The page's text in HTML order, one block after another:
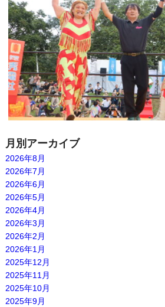
月別アーカイブ
2026年8月
2026年7月
2026年6月
2026年5月
2026年4月
2026年3月
2026年2月
2026年1月
2025年12月
2025年11月
2025年10月
2025年9月